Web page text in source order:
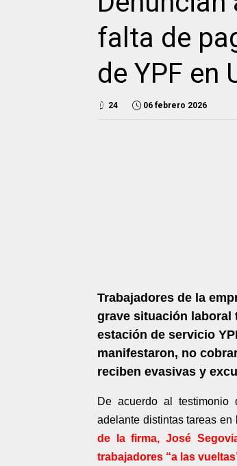
falta de
de YPF en
24 06 febrero 2026
Trabajadores de la
grave situación laboral
estación de servicio
manifestaron, no
reciben evasivas y
De acuerdo al testimonio
adelante distintas tareas en
de la firma, José
trabajadores “a las